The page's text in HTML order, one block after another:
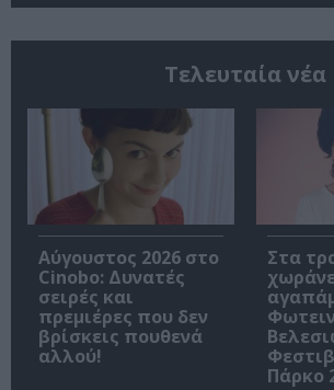
Τελευταία νέα
Αύγουστος 2026 στο
Cinobo: Δυνατές
σειρές και
πρεμιέρες που δεν
βρίσκεις πουθενά
αλλού!
Στα
Πάρκο